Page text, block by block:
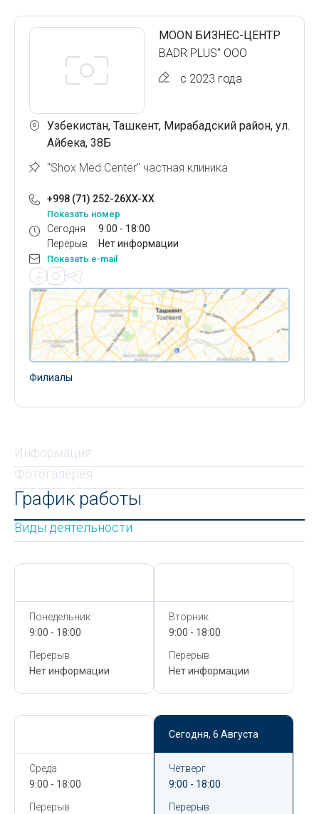
MOON БИЗНЕС-ЦЕНТР
BADR PLUS" ООО
с 2023 года
Узбекистан, Ташкент, Мирабадский район, ул.
Айбека, 38Б
"Shox Med Center" частная клиника
+998 (71) 252-26XX-XX
Показать номер
Сегодня
Перерыв
9:00 - 18:00
Нет информации
Показать e-mail
Филиалы
Информация
Фотогалерея
График работы
Виды деятельности
Понедельник
9:00 - 18:00
Перерыв
Нет информации
Вторник
9:00 - 18:00
Перерыв
Нет информации
Среда
9:00 - 18:00
Перерыв
Сегодня, 6 Августа
Четверг
9:00 - 18:00
Перерыв